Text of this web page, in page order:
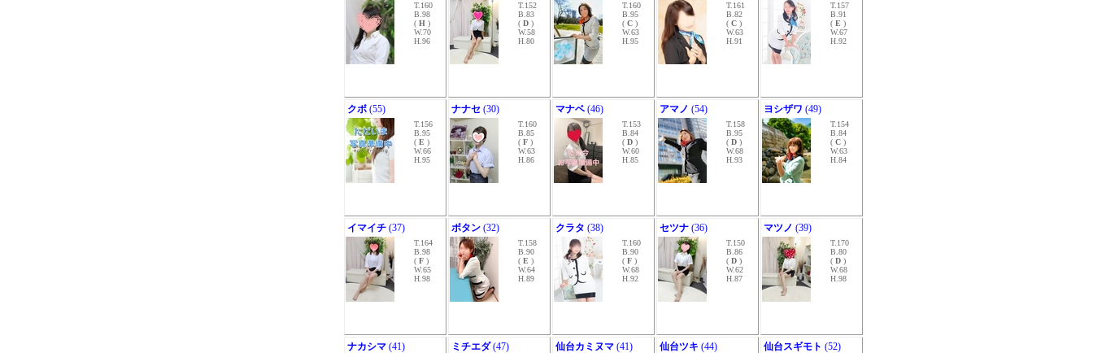
T.160
B.98
( H )
W.70
H.96
T.152
B.83
( D )
W.58
H.80
T.160
B.95
( C )
W.63
H.95
T.161
B.82
( C )
W.63
H.91
T.157
B.91
( E )
W.67
H.92
クボ (55)
T.156
B.95
( E )
W.66
H.95
ナナセ (30)
T.160
B.85
( F )
W.63
H.86
マナベ (46)
T.153
B.84
( D )
W.60
H.85
アマノ (54)
T.158
B.95
( D )
W.68
H.93
ヨシザワ (49)
T.154
B.84
( C )
W.63
H.84
イマイチ (37)
T.164
B.98
( F )
W.65
H.98
ボタン (32)
T.158
B.90
( E )
W.64
H.89
クラタ (38)
T.160
B.90
( F )
W.68
H.92
セツナ (36)
T.150
B.86
( D )
W.62
H.87
マツノ (39)
T.170
B.80
( D )
W.68
H.98
ナカシマ (41) ミチエダ(47) 仙台カミヌマ (41) 仙台ツキ (44) 仙台スギモト (52)